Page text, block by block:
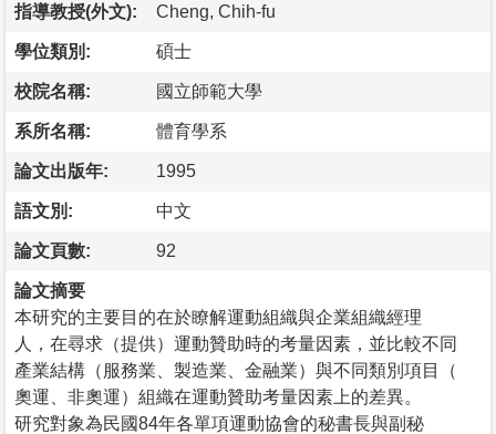
指導教授(外文): Cheng, Chih-fu
學位類別: 碩士
校院名稱: 國立師範大學
系所名稱: 體育學系
論文出版年: 1995
語文別: 中文
論文頁數: 92
論文摘要
本研究的主要目的在於瞭解運動組織與企業組織經理
人，在尋求（提供）運動贊助時的考量因素，並比較不同
產業結構（服務業、製造業、金融業）與不同類別項目（
奧運、非奧運）組織在運動贊助考量因素上的差異。
研究對象為民國84年各單項運動協會的秘書長與副秘